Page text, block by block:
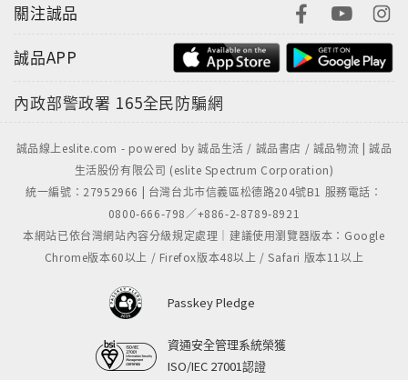
關注誠品
誠品APP
內政部警政署 165全民防騙網
誠品線上eslite.com - powered by 誠品生活 / 誠品書店 / 誠品物流 | 誠品
生活股份有限公司 (eslite Spectrum Corporation)
統一編號：27952966 | 台灣台北市信義區松德路204號B1 服務電話：
0800-666-798／+886-2-8789-8921
本網站已依台灣網站內容分級規定處理｜建議使用瀏覽器版本：Google
Chrome版本60以上 / Firefox版本48以上 / Safari 版本11以上
Passkey Pledge
資通安全管理系統榮獲
ISO/IEC 27001認證